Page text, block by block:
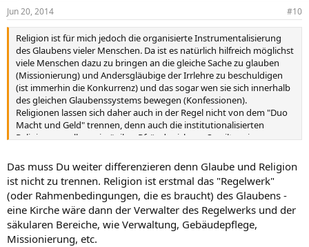
Jun 20, 2014 #10
Religion ist für mich jedoch die organisierte Instrumentalisierung
des Glaubens vieler Menschen. Da ist es natürlich hilfreich möglichst
viele Menschen dazu zu bringen an die gleiche Sache zu glauben
(Missionierung) und Andersgläubige der Irrlehre zu beschuldigen
(ist immerhin die Konkurrenz) und das sogar wen sie sich innerhalb
des gleichen Glaubenssystems bewegen (Konfessionen).
Religionen lassen sich daher auch in der Regel nicht von dem "Duo
Macht und Geld" trennen, denn auch die institutionalisierten
Religionen wollen primär ihre Pfründe sichern. So gilt meines
Das muss Du weiter differenzieren denn Glaube und Religion
ist nicht zu trennen. Religion ist erstmal das "Regelwerk"
(oder Rahmenbedingungen, die es braucht) des Glaubens -
eine Kirche wäre dann der Verwalter des Regelwerks und der
säkularen Bereiche, wie Verwaltung, Gebäudepflege,
Missionierung, etc.